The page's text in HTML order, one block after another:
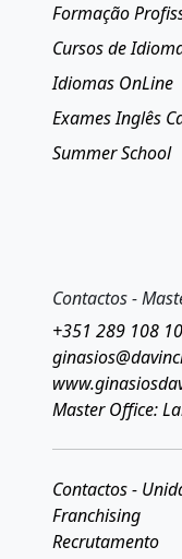
Formação
Cursos de
Idiomas OnLine
Exames Inglês
Summer School
Contactos -
+351 289 108
Master Office:
Contactos -
Franchising
Recrutamento